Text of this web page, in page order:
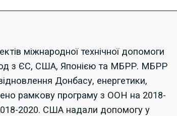
міжнародної технічної допомоги
з ЄС, США, Японією та МБРР. МБРР
Донбасу, енергетики,
рамкову програму з ООН на 2018-
2020. США надали допомогу у